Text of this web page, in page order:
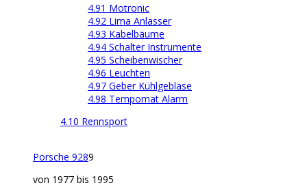
4.91 Motronic
4.92 Lima Anlasser
4.93 Kabelbäume
4.94 Schalter Instrumente
4.95 Scheibenwischer
4.96 Leuchten
4.97 Geber Kühlgebläse
4.98 Tempomat Alarm
4.10 Rennsport
Porsche 9289
von 1977 bis 1995